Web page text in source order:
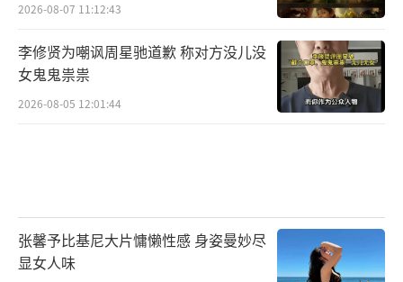
2026-08-07 11:12:43
李修贤为嘲讽周星驰道歉 称对方没儿没
女鬼鬼祟祟
2026-08-05 12:01:44
张馨予比基尼大片慵懒性感 身姿曼妙尽
显女人味